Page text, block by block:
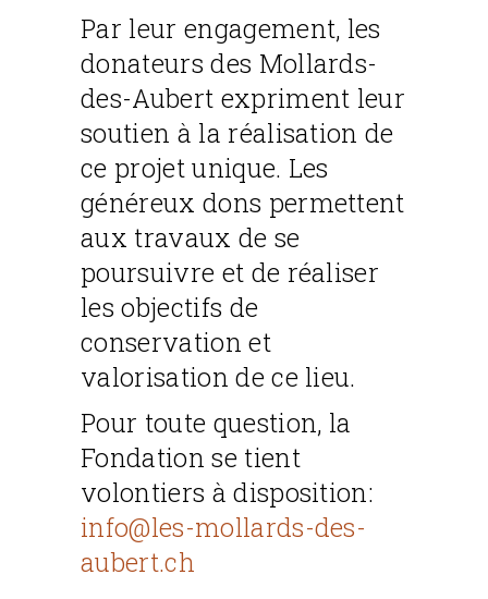
Par leur engagement, les
donateurs des Mollards-
des-Aubert expriment leur
soutien à la réalisation de
ce projet unique. Les
généreux dons permettent
aux travaux de se
poursuivre et de réaliser
les objectifs de
conservation et
valorisation de ce lieu.
Pour toute question, la
Fondation se tient
volontiers à disposition:
info@les-mollards-des-
aubert.ch